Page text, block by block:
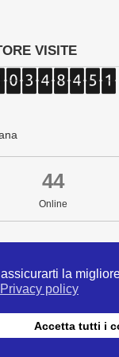
la
Privacy policy
Accetta tutti i
VISITE
44
Online
tel. 331/9584817 . Il
Linee Guida